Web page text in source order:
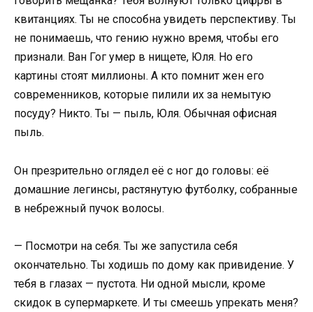
квитанциях. Ты не способна увидеть перспективу. Ты
не понимаешь, что гению нужно время, чтобы его
признали. Ван Гог умер в нищете, Юля. Но его
картины стоят миллионы. А кто помнит жен его
современников, которые пилили их за немытую
посуду? Никто. Ты — пыль, Юля. Обычная офисная
пыль.
Он презрительно оглядел её с ног до головы: её
домашние легинсы, растянутую футболку, собранные
в небрежный пучок волосы.
— Посмотри на себя. Ты же запустила себя
окончательно. Ты ходишь по дому как привидение. У
тебя в глазах — пустота. Ни одной мысли, кроме
скидок в супермаркете. И ты смеешь упрекать меня?